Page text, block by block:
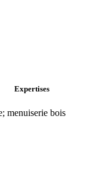
Expertises
menuiserie bois